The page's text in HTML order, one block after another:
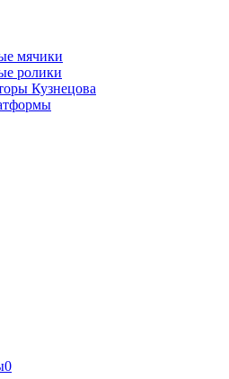
мячики
ролики
Кузнецова
0